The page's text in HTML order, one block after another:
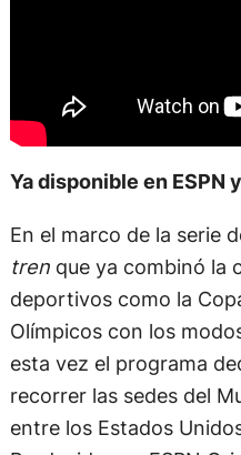
Ya disponible en ESPN
En el marco de la serie
trenque ya combinó la
deportivos como la
Olímpicos con los
esta vez el programa
recorrer las sedes del
entre los Estados